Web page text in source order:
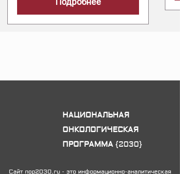
НАЦИОНАЛЬНАЯ
ОНКОЛОГИЧЕСКАЯ
ПРОГРАММА {2030}
Сайт nop2030.ru - это информационно-аналитическая